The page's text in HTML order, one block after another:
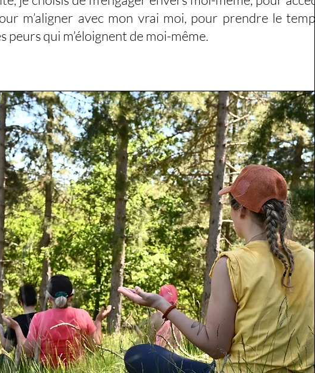
m’aligner avec mon vrai moi, pour prendre le
peurs qui m’éloignent de moi-même.